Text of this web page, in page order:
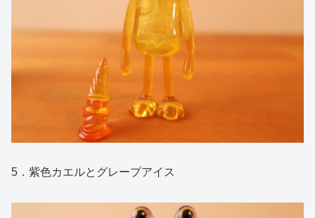
5．紫色カエルとグレープアイス